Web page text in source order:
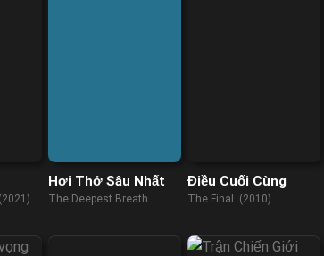
Hơi Thở Sâu Nhất
The Deepest Breath
Điều Cuối Cùng
The Final (2010)